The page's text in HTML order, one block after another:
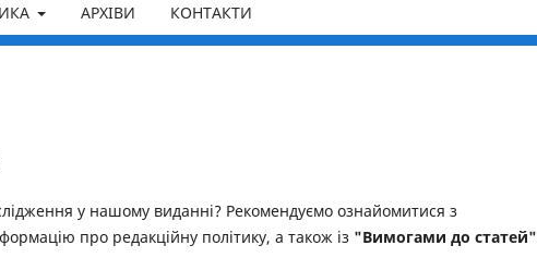
АРХІВИ КОНТАКТИ
у нашому виданні? Рекомендуємо ознайомитися з
про редакційну політику, а також із "Вимогами до статей"